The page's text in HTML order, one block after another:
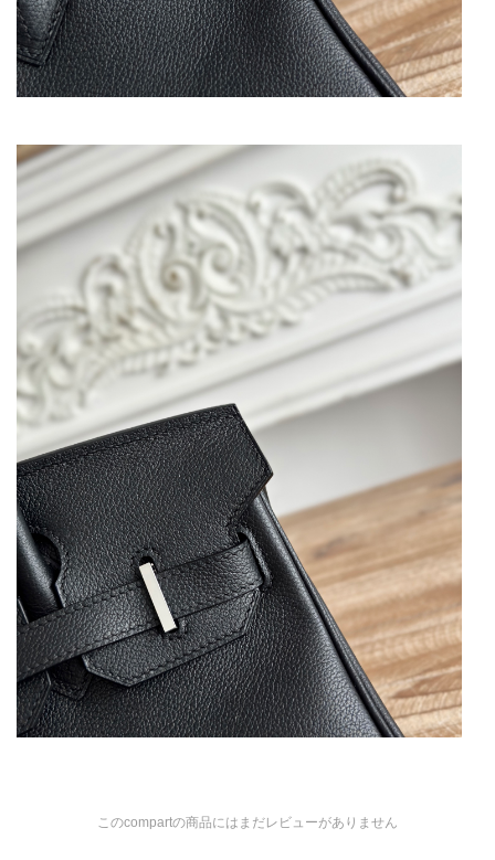
このcompartの商品にはまだレビューがありません